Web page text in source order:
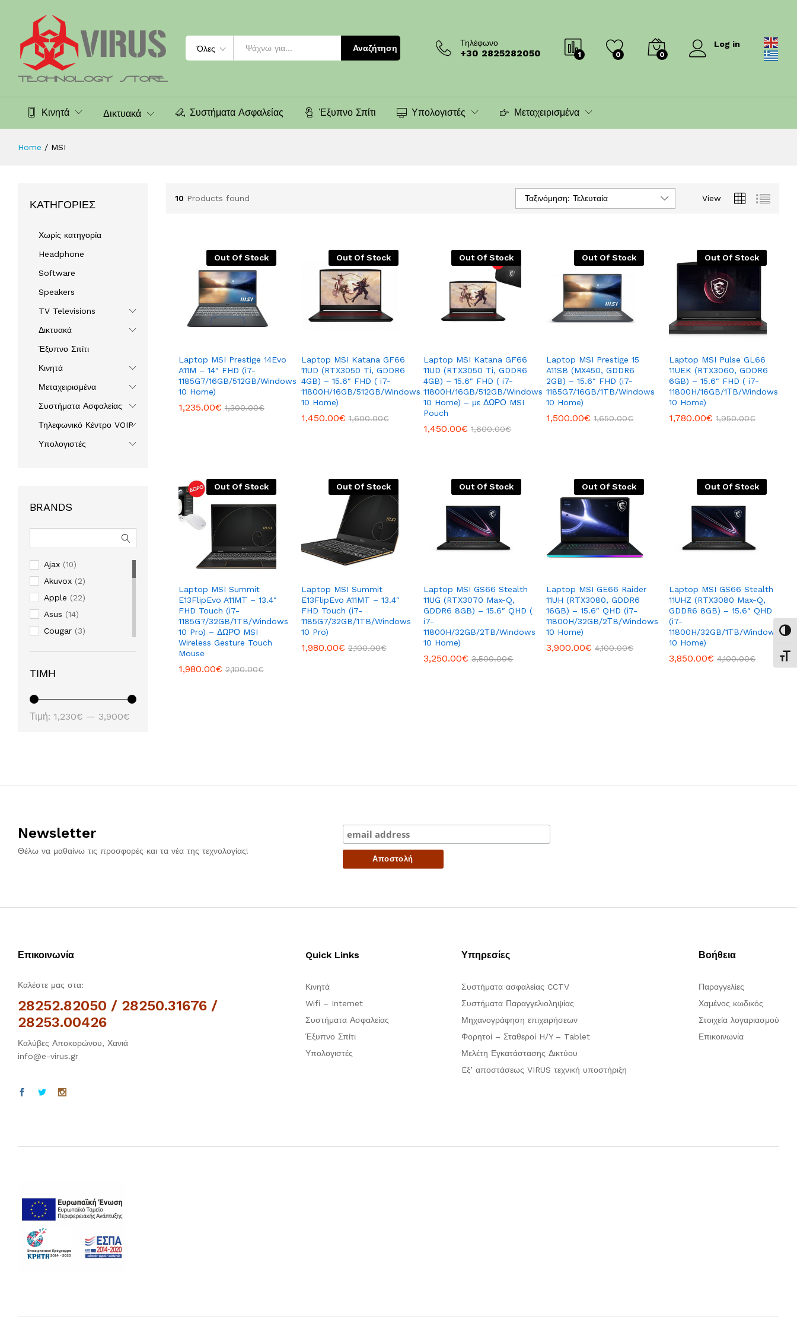
Όλες Αναζήτηση
Τηλέφωνο
+30 2825282050 1 0 0
Log in
Κινητά Δικτυακά Συστήματα Ασφαλείας Έξυπνο Σπίτι Υπολογιστές Μεταχειρισμένα
Home / MSI
10 Products found View
Ταξινόμηση: Τελευταία
Out Of Stock
Laptop MSI Prestige 14Evo
A11M – 14″ FHD (i7-
1185G7/16GB/512GB/Windows
10 Home)
1,235.00€ 1,300.00€
1,235.00€ 1,300.00€
Out Of Stock
Laptop MSI Katana GF66
11UD (RTX3050 Ti, GDDR6
4GB) – 15.6″ FHD ( i7-
11800H/16GB/512GB/Windows
10 Home)
1,450.00€ 1,600.00€
1,450.00€ 1,600.00€
Out Of Stock
Laptop MSI Katana GF66
11UD (RTX3050 Ti, GDDR6
4GB) – 15.6″ FHD ( i7-
11800H/16GB/512GB/Windows
10 Home) – με ΔΩΡΟ MSI
Pouch
1,450.00€ 1,600.00€
1,450.00€ 1,600.00€
Out Of Stock
Laptop MSI Prestige 15
A11SB (MX450, GDDR6
2GB) – 15.6″ FHD (i7-
1185G7/16GB/1TB/Windows
10 Home)
1,500.00€ 1,650.00€
1,500.00€ 1,650.00€
Out Of Stock
Laptop MSI Pulse GL66
11UEK (RTX3060, GDDR6
6GB) – 15.6″ FHD ( i7-
11800H/16GB/1ΤB/Windows
10 Home)
1,780.00€ 1,950.00€
1,780.00€ 1,950.00€
Out Of Stock
Laptop MSI Summit
E13FlipEvo A11MT – 13.4″
FHD Touch (i7-
1185G7/32GB/1TB/Windows
10 Pro) – ΔΩΡΟ MSI
Wireless Gesture Touch
Mouse
1,980.00€ 2,100.00€
1,980.00€ 2,100.00€
Out Of Stock
Laptop MSI Summit
E13FlipEvo A11MT – 13.4″
FHD Touch (i7-
1185G7/32GB/1TB/Windows
10 Pro)
1,980.00€ 2,100.00€
1,980.00€ 2,100.00€
Out Of Stock
Laptop MSI GS66 Stealth
11UG (RTX3070 Max-Q,
GDDR6 8GB) – 15.6″ QHD (
i7-
11800H/32GB/2ΤB/Windows
10 Home)
3,250.00€ 3,500.00€
3,250.00€ 3,500.00€
Out Of Stock
Laptop MSI GE66 Raider
11UH (RTX3080, GDDR6
16GB) – 15.6″ QHD (i7-
11800H/32GB/2ΤB/Windows
10 Home)
3,900.00€ 4,100.00€
3,900.00€ 4,100.00€
Out Of Stock
Laptop MSI GS66 Stealth
11UHZ (RTX3080 Max-Q,
GDDR6 8GB) – 15.6″ QHD
(i7-
11800H/32GB/1ΤB/Windows
10 Home)
3,850.00€ 4,100.00€
3,850.00€ 4,100.00€
ΚΑΤΗΓΟΡΊΕΣ
Χωρίς κατηγορία
Headphone
Software
Speakers
TV Televisions
Δικτυακά
Έξυπνο Σπίτι
Κινητά
Μεταχειρισμένα
Συστήματα Ασφαλείας
Τηλεφωνικό Κέντρο VOIP
Υπολογιστές
BRANDS
Ajax (10)
Akuvox (2)
Apple (22)
Asus (14)
Cougar (3)
Digitus
Eachen (2)
Genius (54)
Microsoft (1)
mikrotik
Synology (2)
Toshiba (3)
TP-LINK (89)
Ubiquiti
Xiaomi
ΤΙΜΉ
Τιμή: 1,230€ — 3,900€
Newsletter
Θέλω να μαθαίνω τις προσφορές και τα νέα της τεχνολογίας!
Επικοινωνία
Καλέστε μας στα:
28252.82050 / 28250.31676 /
28253.00426
Καλύβες Αποκορώνου, Χανιά
info@e-virus.gr
Quick Links
Κινητά
Wifi – Internet
Συστήματα Ασφαλείας
Έξυπνο Σπίτι
Υπολογιστές
Υπηρεσίες
Συστήματα ασφαλείας CCTV
Συστήματα Παραγγελιοληψίας
Μηχανογράφηση επιχειρήσεων
Φορητοί – Σταθεροί H/Y – Tablet
Μελέτη Εγκατάστασης Δικτύου
Eξ’ αποστάσεως VIRUS τεχνική υποστήριξη
Βοήθεια
Παραγγελίες
Χαμένος κωδικός
Στοιχεία λογαριασμού
Επικοινωνία